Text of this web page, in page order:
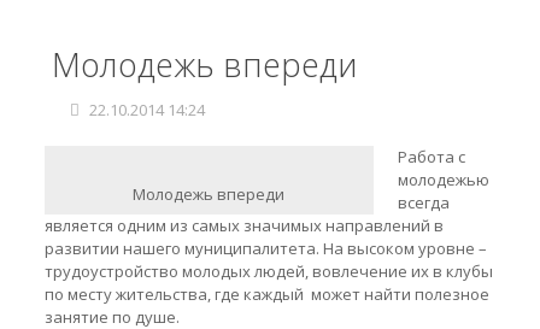
Молодежь впереди
22.10.2014 14:24
Молодежь впереди
Работа с
молодежью
всегда
является одним из самых значимых направлений в
развитии нашего муниципалитета. На высоком уровне –
трудоустройство молодых людей, вовлечение их в клубы
по месту жительства, где каждый может найти полезное
занятие по душе.